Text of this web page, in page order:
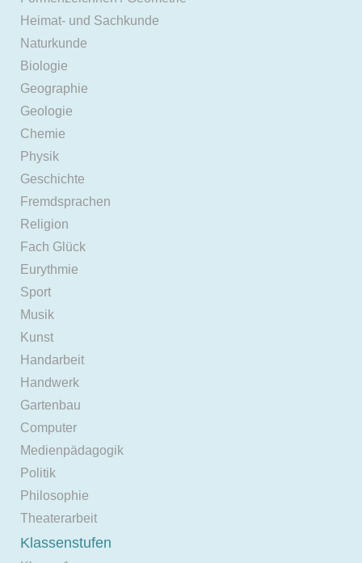
Heimat- und Sachkunde
Naturkunde
Biologie
Geographie
Geologie
Chemie
Physik
Geschichte
Fremdsprachen
Religion
Fach Glück
Eurythmie
Sport
Musik
Kunst
Handarbeit
Handwerk
Gartenbau
Computer
Medienpädagogik
Politik
Philosophie
Theaterarbeit
Klassenstufen